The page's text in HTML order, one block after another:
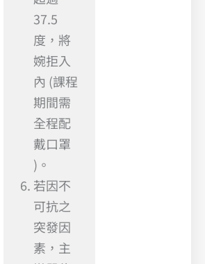
37.5
度，將
婉拒入
內 (課程
期間需
全程配
戴口罩
)。
若因不
可抗之
突發因
素，主